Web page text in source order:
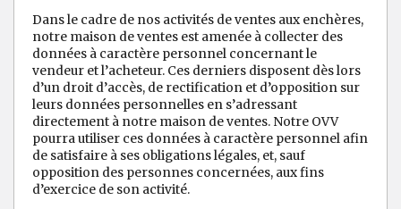
Dans le cadre de nos activités de ventes aux enchères,
notre maison de ventes est amenée à collecter des
données à caractère personnel concernant le
vendeur et l’acheteur. Ces derniers disposent dès lors
d’un droit d’accès, de rectification et d’opposition sur
leurs données personnelles en s’adressant
directement à notre maison de ventes. Notre OVV
pourra utiliser ces données à caractère personnel afin
de satisfaire à ses obligations légales, et, sauf
opposition des personnes concernées, aux fins
d’exercice de son activité.